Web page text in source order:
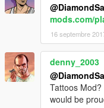
mods.com/
16 septembre
denny_2003
Tattoos
would be